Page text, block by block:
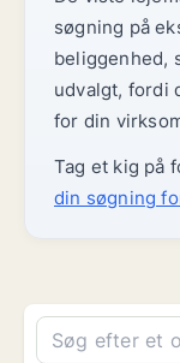
søgning på
beliggenhed,
udvalgt, fordi
for din
Tag et kig på
din søgning